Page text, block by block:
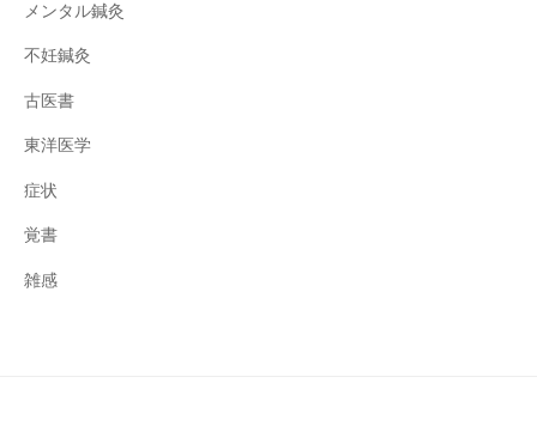
メンタル鍼灸
不妊鍼灸
古医書
東洋医学
症状
覚書
雑感